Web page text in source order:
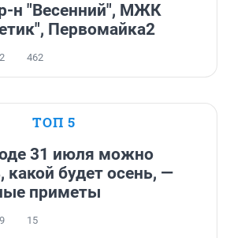
н "Весенний", МЖК
Первомайка2
462
ТОП 5
31 июля можно
какой будет осень, —
приметы
15